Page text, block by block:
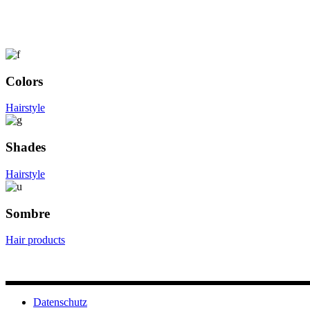
Colors
Hairstyle
Shades
Hairstyle
Sombre
Hair products
Datenschutz